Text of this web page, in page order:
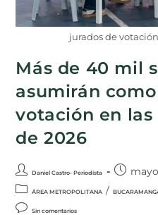
jurados de
Más de 40 mil
asumirán
votación en
de 2026
Daniel Castro- Periodista
ÁREA METROPOLITANA /
Sin comentarios